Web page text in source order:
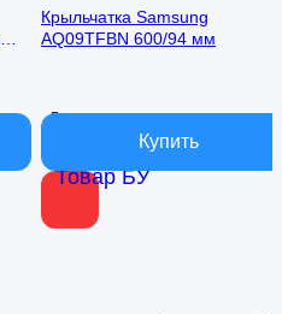
Товар БУ
Крыльчатка Samsung
AQ09TFBN 600/94 мм
В наличии